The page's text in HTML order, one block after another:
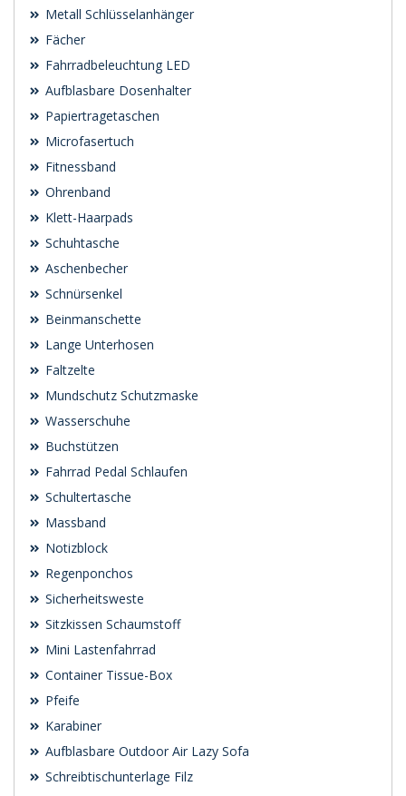
Metall Schlüsselanhänger
Fächer
Fahrradbeleuchtung LED
Aufblasbare Dosenhalter
Papiertragetaschen
Microfasertuch
Fitnessband
Ohrenband
Klett-Haarpads
Schuhtasche
Aschenbecher
Schnürsenkel
Beinmanschette
Lange Unterhosen
Faltzelte
Mundschutz Schutzmaske
Wasserschuhe
Buchstützen
Fahrrad Pedal Schlaufen
Schultertasche
Massband
Notizblock
Regenponchos
Sicherheitsweste
Sitzkissen Schaumstoff
Mini Lastenfahrrad
Container Tissue-Box
Pfeife
Karabiner
Aufblasbare Outdoor Air Lazy Sofa
Schreibtischunterlage Filz